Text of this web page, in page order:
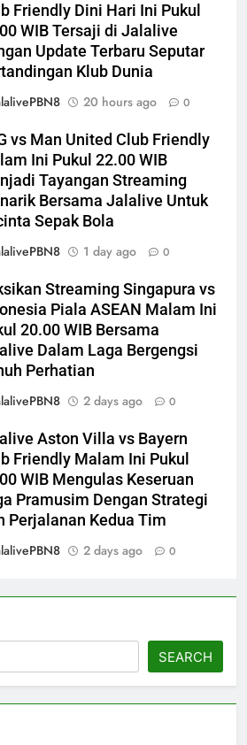
Friendly Dini Hari Ini Pukul
WIB Tersaji di Jalalive
Update Terbaru Seputar
Klub Dunia
20 hours ago 0
vs Man United Club Friendly
Ini Pukul 22.00 WIB
Tayangan Streaming
Bersama Jalalive Untuk
Sepak Bola
1 day ago 0
Streaming Singapura vs
Piala ASEAN Malam Ini
20.00 WIB Bersama
Dalam Laga Bergengsi
Perhatian
2 days ago 0
Aston Villa vs Bayern
Friendly Malam Ini Pukul
WIB Mengulas Keseruan
Pramusim Dengan Strategi
Perjalanan Kedua Tim
2 days ago 0
SEARCH